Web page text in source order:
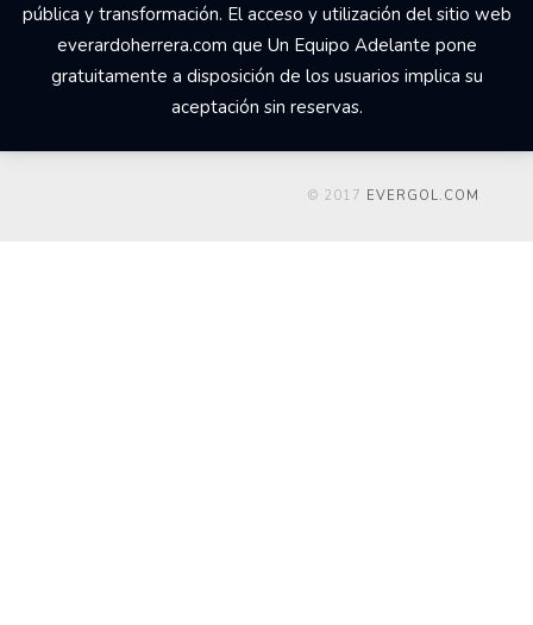
pública y transformación. El acceso y utilización del sitio web
everardoherrera.com que Un Equipo Adelante pone
gratuitamente a disposición de los usuarios implica su
aceptación sin reservas.
© 2017 EVERGOL.COM